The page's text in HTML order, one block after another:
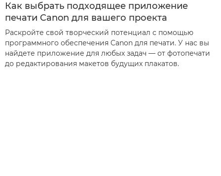
Как выбрать подходящее приложение
печати Canon для вашего проекта
Раскройте свой творческий потенциал с помощью
программного обеспечения Canon для печати. У нас вы
найдете приложение для любых задач — от фотопечати
до редактирования макетов будущих плакатов.